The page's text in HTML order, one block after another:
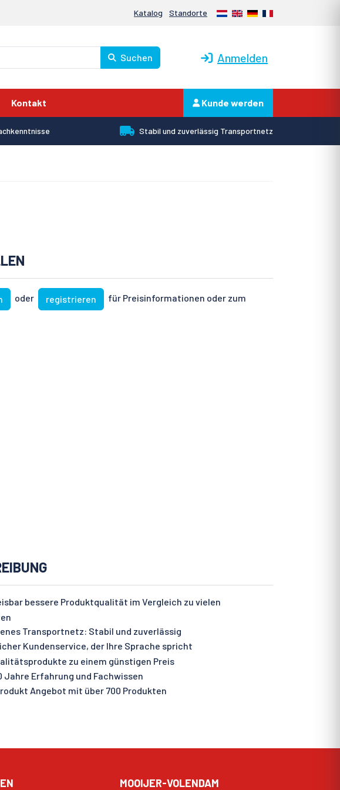
Katalog Standorte Nederlands
EnglishDeutschFrançais
Suchen Anmelden
Kontakt Kunde werden
Stabil und zuverlässig Transportnetz
oder registrieren
für Preisinformationen oder zum
bessere Produktqualität im Vergleich zu vielen
Transportnetz: Stabil und zuverlässig
Kundenservice, der Ihre Sprache spricht
zu einem günstigen Preis
Jahre Erfahrung und Fachwissen
Angebot mit über 700 Produkten
MOOIJER-VOLENDAM